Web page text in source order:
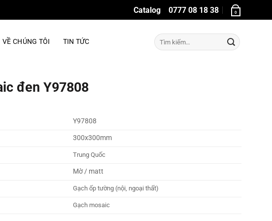
Catalog 0777 08 18 38 0
VỀ CHÚNG TÔI TIN TỨC
Tìm
kiếm:
đen Y97808
Y97808
300x300mm
Trung Quốc
Mờ / matt
Gạch ốp tường (nội, ngoại thất)
Gạch mosaic